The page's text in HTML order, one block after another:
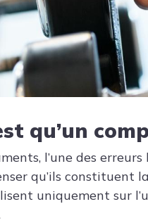
qu’un
l’une des
qu’ils constituent
uniquement sur